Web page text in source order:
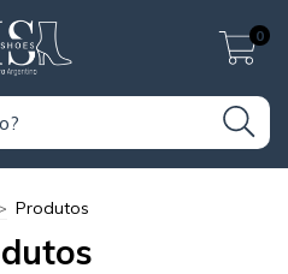
0
Produtos